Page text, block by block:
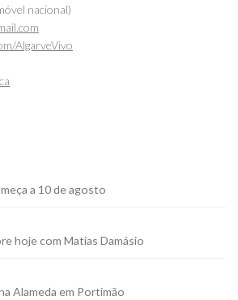
nacional)
AlgarveVivo
a 10 de agosto
hoje com Matias Damásio
Alameda em Portimão